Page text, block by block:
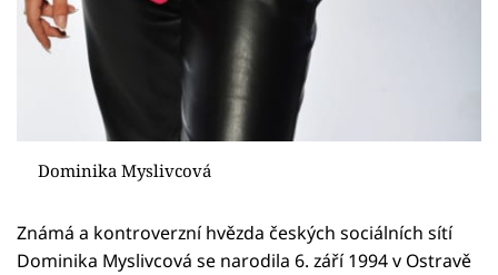
Dominika Myslivcová
Známá a kontroverzní hvězda českých sociálních sítí
Dominika Myslivcová se narodila 6. září 1994 v Ostravě